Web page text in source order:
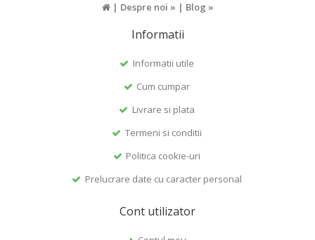
| Despre noi » | Blog »
Informatii
Informatii utile
Cum cumpar
Livrare si plata
Termeni si conditii
Politica cookie-uri
Prelucrare date cu caracter personal
Cont utilizator